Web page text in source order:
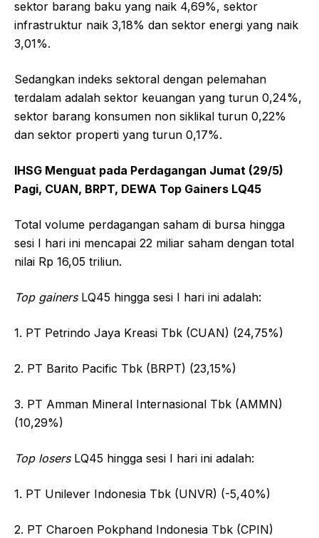
sektor barang baku yang naik 4,69%, sektor
infrastruktur naik 3,18% dan sektor energi yang naik
3,01%.
Sedangkan indeks sektoral dengan pelemahan
terdalam adalah sektor keuangan yang turun 0,24%,
sektor barang konsumen non siklikal turun 0,22%
dan sektor properti yang turun 0,17%.
IHSG Menguat pada Perdagangan Jumat (29/5)
Pagi, CUAN, BRPT, DEWA Top Gainers LQ45
Total volume perdagangan saham di bursa hingga
sesi I hari ini mencapai 22 miliar saham dengan total
nilai Rp 16,05 triliun.
Top gainersLQ45 hingga sesi I hari ini adalah:
1. PT Petrindo Jaya Kreasi Tbk (CUAN) (24,75%)
2. PT Barito Pacific Tbk (BRPT) (23,15%)
3. PT Amman Mineral Internasional Tbk (AMMN)
(10,29%)
Top losersLQ45 hingga sesi I hari ini adalah:
1. PT Unilever Indonesia Tbk (UNVR) (-5,40%)
2. PT Charoen Pokphand Indonesia Tbk (CPIN)